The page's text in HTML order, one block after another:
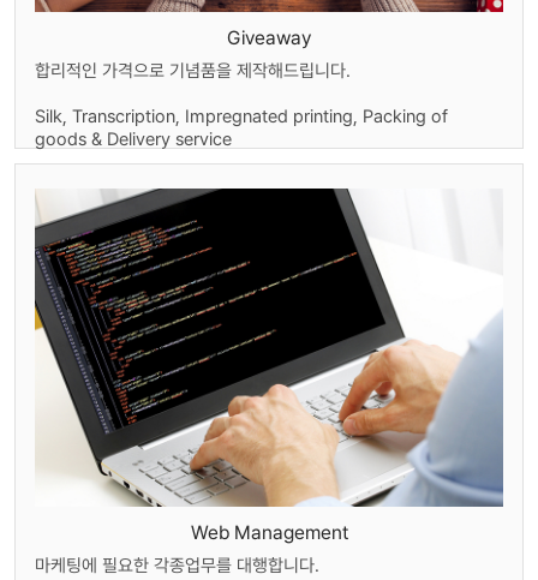
Giveaway
합리적인 가격으로 기념품을 제작해드립니다.
Silk, Transcription, Impregnated printing, Packing of
goods & Delivery service
Web Management
마케팅에 필요한 각종업무를 대행합니다.